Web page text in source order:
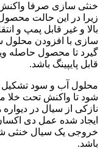
زیرا در این حالت
بالا و غیر قابل پمپ و
سازی با افزودن محلول
گیرد تا محصول حاصله
قابل پایپینگ باشد.
محلول آب و سود تشکیل
شود تا واکنش تحت خلا
نازکی از سیال در
ایجاد شده عمل دی
باشد.